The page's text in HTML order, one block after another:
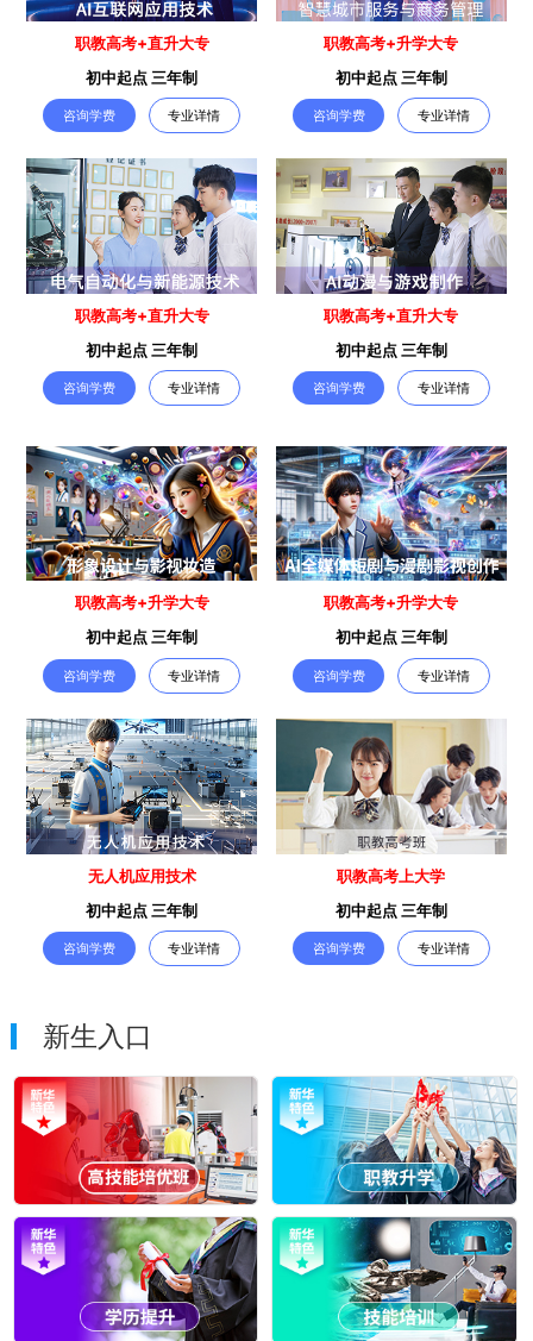
职教高考+直升大专
初中起点 三年制
咨询学费 专业详情
职教高考+升学大专
初中起点 三年制
咨询学费 专业详情
职教高考+直升大专
初中起点 三年制
咨询学费 专业详情
职教高考+直升大专
初中起点 三年制
咨询学费 专业详情
职教高考+升学大专
初中起点 三年制
咨询学费 专业详情
职教高考+升学大专
初中起点 三年制
咨询学费 专业详情
无人机应用技术
初中起点 三年制
咨询学费 专业详情
职教高考上大学
初中起点 三年制
咨询学费 专业详情
新生入口